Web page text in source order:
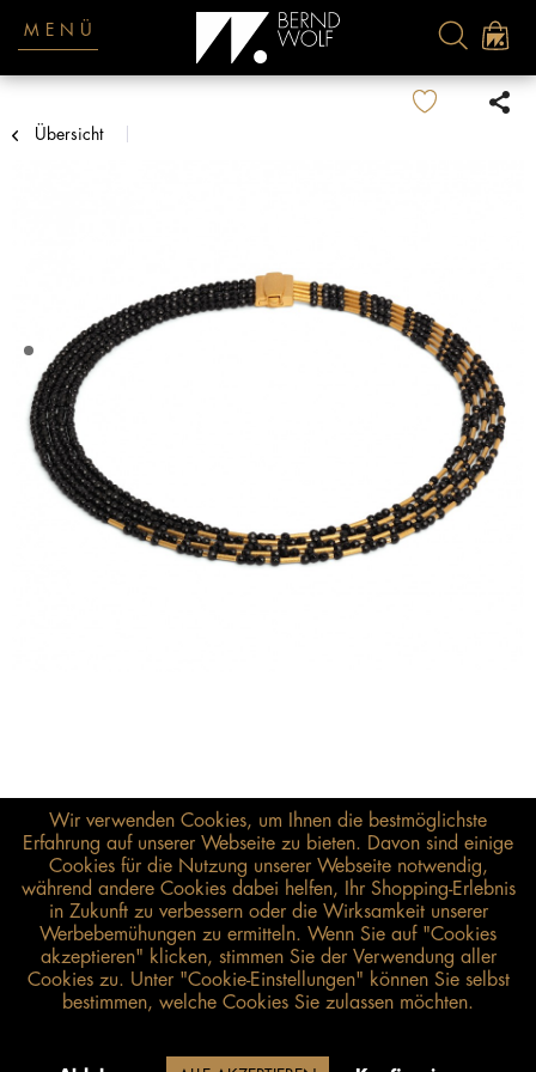
MENÜ
Übersicht
1.480,00 €*
inkl. MwSt. zzgl. Versandkosten
Wir verwenden Cookies, um Ihnen die bestmöglichste
Erfahrung auf unserer Webseite zu bieten. Davon sind einige
Cookies für die Nutzung unserer Webseite notwendig,
während andere Cookies dabei helfen, Ihr Shopping-Erlebnis
in Zukunft zu verbessern oder die Wirksamkeit unserer
Werbebemühungen zu ermitteln. Wenn Sie auf "Cookies
akzeptieren" klicken, stimmen Sie der Verwendung aller
Cookies zu. Unter "Cookie-Einstellungen" können Sie selbst
bestimmen, welche Cookies Sie zulassen möchten.